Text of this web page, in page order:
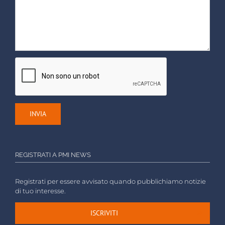
REGISTRATI A PMI NEWS
Registrati per essere avvisato quando pubblichiamo notizie
di tuo interesse.
ISCRIVITI